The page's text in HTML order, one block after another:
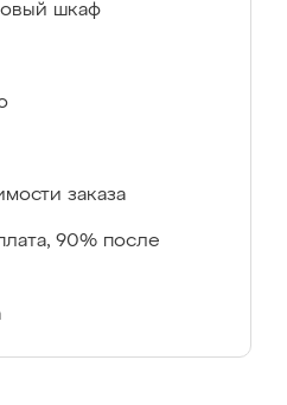
шкаф
заказа
90% после